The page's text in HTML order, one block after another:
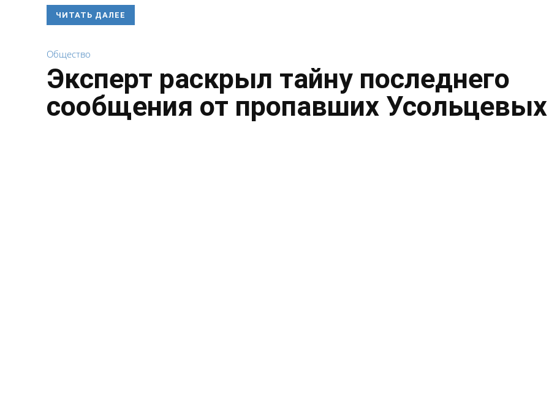
ЧИТАТЬ ДАЛЕЕ
Общество
Эксперт раскрыл тайну последнего
сообщения от пропавших Усольцевых